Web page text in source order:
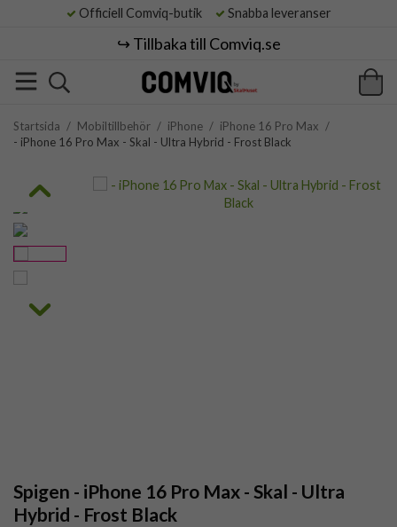
Officiell Comviq-butik Snabba leveranser
↪️ Tillbaka till Comviq.se
Startsida / Mobiltillbehör / iPhone / iPhone 16 Pro Max /
- iPhone 16 Pro Max - Skal - Ultra Hybrid - Frost Black
Spigen - iPhone 16 Pro Max - Skal - Ultra
Hybrid - Frost Black